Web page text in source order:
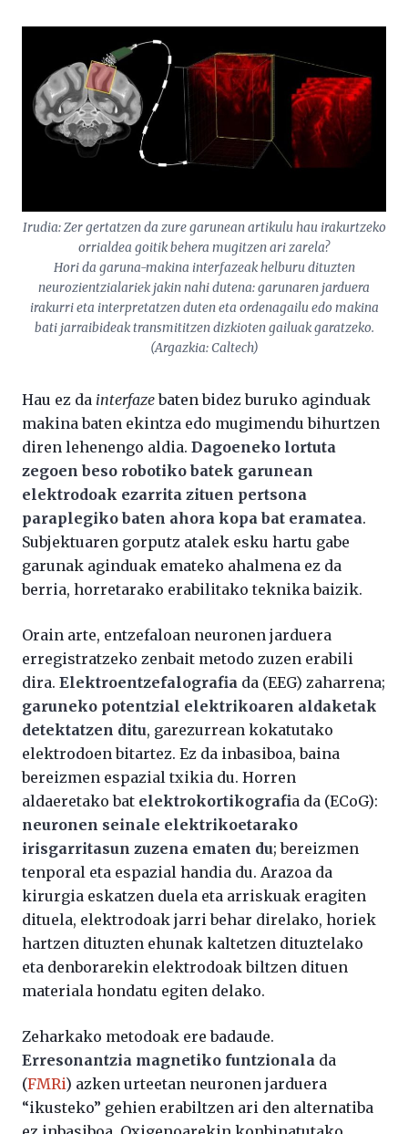
Irudia: Zer gertatzen da zure garunean artikulu hau irakurtzeko
orrialdea goitik behera mugitzen ari zarela?
Hori da garuna-makina interfazeak helburu dituzten
neurozientzialariek jakin nahi dutena: garunaren jarduera
irakurri eta interpretatzen duten eta ordenagailu edo makina
bati jarraibideak transmititzen dizkioten gailuak garatzeko.
(Argazkia: Caltech)
Hau ez da interfazebaten bidez buruko aginduak
makina baten ekintza edo mugimendu bihurtzen
diren lehenengo aldia. Dagoeneko lortuta
zegoen beso robotiko batek garunean
elektrodoak ezarrita zituen pertsona
paraplegiko baten ahora kopa bat eramatea.
Subjektuaren gorputz atalek esku hartu gabe
garunak aginduak emateko ahalmena ez da
berria, horretarako erabilitako teknika baizik.
Orain arte, entzefaloan neuronen jarduera
erregistratzeko zenbait metodo zuzen erabili
dira. Elektroentzefalografia da (EEG) zaharrena;
garuneko potentzial elektrikoaren aldaketak
detektatzen ditu, garezurrean kokatutako
elektrodoen bitartez. Ez da inbasiboa, baina
bereizmen espazial txikia du. Horren
aldaeretako bat elektrokortikografia da (ECoG):
neuronen seinale elektrikoetarako
irisgarritasun zuzena ematen du; bereizmen
tenporal eta espazial handia du. Arazoa da
kirurgia eskatzen duela eta arriskuak eragiten
dituela, elektrodoak jarri behar direlako, horiek
hartzen dituzten ehunak kaltetzen dituztelako
eta denborarekin elektrodoak biltzen dituen
materiala hondatu egiten delako.
Zeharkako metodoak ere badaude.
Erresonantzia magnetiko funtzionala da
(FMRi) azken urteetan neuronen jarduera
“ikusteko” gehien erabiltzen ari den alternatiba